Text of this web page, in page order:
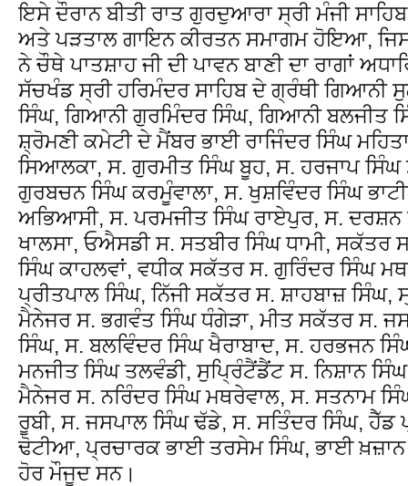
ਇਸੇ ਦੌਰਾਨ ਬੀਤੀ ਰਾਤ ਗੁਰਦੁਆਰਾ ਸ੍ਰੀ ਮੰਜੀ
ਅਤੇ ਪੜਤਾਲ ਗਾਇਨ ਕੀਰਤਨ ਸਮਾਗਮ ਹੋਇਆ,
ਨੇ ਚੌਥੇ ਪਾਤਸ਼ਾਹ ਜੀ ਦੀ ਪਾਵਨ ਬਾਣੀ ਦਾ ਰਾਗਾਂ
ਸੱਚਖੰਡ ਸ੍ਰੀ ਹਰਿਮੰਦਰ ਸਾਹਿਬ ਦੇ ਗ੍ਰੰਥੀ ਗਿਆਨੀ
ਸਿੰਘ, ਗਿਆਨੀ ਗੁਰਮਿੰਦਰ ਸਿੰਘ, ਗਿਆਨੀ ਬਲਜੀਤ
ਸ਼੍ਰੋਮਣੀ ਕਮੇਟੀ ਦੇ ਮੈਂਬਰ ਭਾਈ ਰਾਜਿੰਦਰ ਸਿੰਘ
ਸਿਆਲਕਾ, ਸ. ਗੁਰਮੀਤ ਸਿੰਘ ਬੂਹ, ਸ. ਹਰਜਾਪ
ਗੁਰਬਚਨ ਸਿੰਘ ਕਰਮੂੰਵਾਲਾ, ਸ. ਖੁਸ਼ਵਿੰਦਰ ਸਿੰਘ
ਅਭਿਆਸੀ, ਸ. ਪਰਮਜੀਤ ਸਿੰਘ ਰਾਏਪੁਰ, ਸ.
ਖਾਲਸਾ, ਓਐਸਡੀ ਸ. ਸਤਬੀਰ ਸਿੰਘ ਧਾਮੀ, ਸਕੱਤਰ
ਸਿੰਘ ਕਾਹਲਵਾਂ, ਵਧੀਕ ਸਕੱਤਰ ਸ. ਗੁਰਿੰਦਰ ਸਿੰਘ
ਪ੍ਰੀਤਪਾਲ ਸਿੰਘ, ਨਿੱਜੀ ਸਕੱਤਰ ਸ. ਸ਼ਾਹਬਾਜ਼ ਸਿੰਘ,
ਮੈਨੇਜਰ ਸ. ਭਗਵੰਤ ਸਿੰਘ ਧੰਗੇੜਾ, ਮੀਤ ਸਕੱਤਰ ਸ.
ਸਿੰਘ, ਸ. ਬਲਵਿੰਦਰ ਸਿੰਘ ਖੈਰਾਬਾਦ, ਸ. ਹਰਭਜਨ
ਮਨਜੀਤ ਸਿੰਘ ਤਲਵੰਡੀ, ਸੁਪ੍ਰਿੰਟੈਂਡੈਂਟ ਸ. ਨਿਸ਼ਾਨ
ਮੈਨੇਜਰ ਸ. ਨਰਿੰਦਰ ਸਿੰਘ ਮਥਰੇਵਾਲ, ਸ. ਸਤਨਾਮ
ਰੂਬੀ, ਸ. ਜਸਪਾਲ ਸਿੰਘ ਢੱਡੇ, ਸ. ਸਤਿੰਦਰ ਸਿੰਘ, ਹੈੱਡ
ਢੋਟੀਆ, ਪ੍ਰਚਾਰਕ ਭਾਈ ਤਰਸੇਮ ਸਿੰਘ, ਭਾਈ
ਹੋਰ ਮੌਜੂਦ ਸਨ।